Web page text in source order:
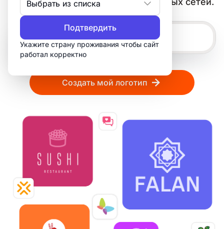
Выбрать из списка
Подтвердить
Укажите страну проживания чтобы сайт
работал корректно
Создать мой логотип